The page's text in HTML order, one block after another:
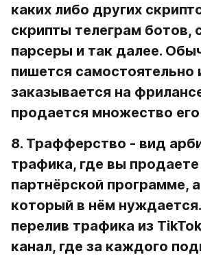
каких либо других
скрипты телеграм ботов,
парсеры и так далее.
пишется самостоятельно
заказывается на
продается множество его
8. Трафферство - вид
трафика, где вы
партнёрской программе,
который в нём
перелив трафика из
канал, где за каждого